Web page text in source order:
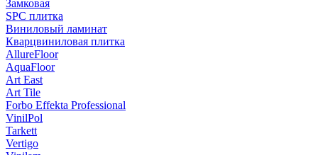
Замковая
SPC плитка
Виниловый ламинат
Кварцвиниловая плитка
AllureFloor
AquaFloor
Art East
Art Tile
Forbo Effekta Professional
VinilPol
Tarkett
Vertigo